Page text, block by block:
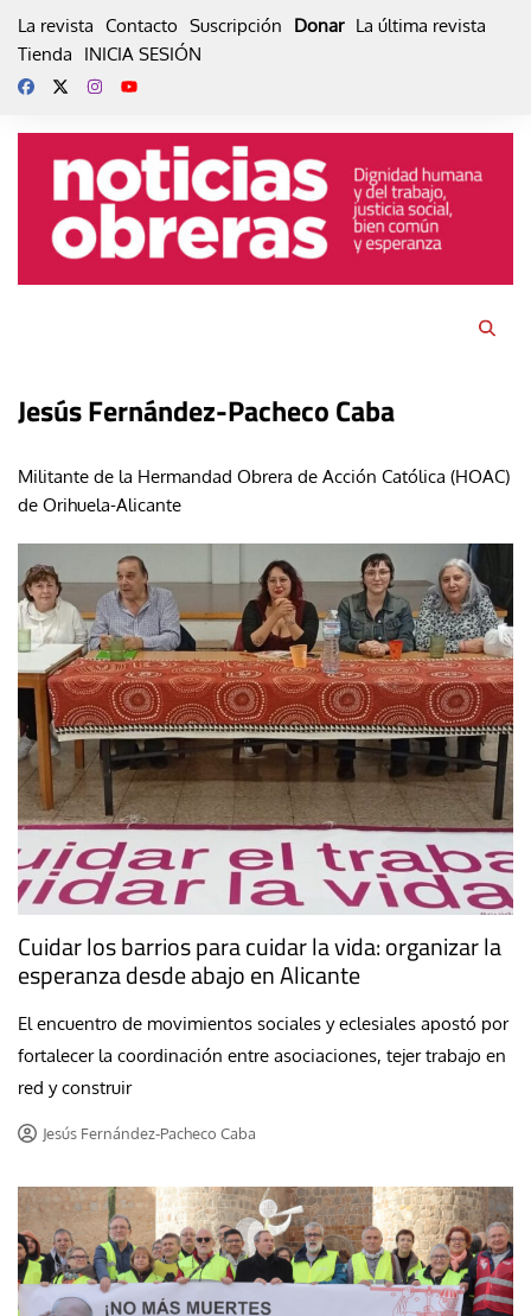
La revista Contacto Suscripción Donar La última revista
Tienda
INICIA SESIÓN
Jesús Fernández-Pacheco Caba
Militante de la Hermandad Obrera de Acción Católica (HOAC)
de Orihuela-Alicante
Cuidar los barrios para cuidar la vida: organizar la
esperanza desde abajo en Alicante
El encuentro de movimientos sociales y eclesiales apostó por
fortalecer la coordinación entre asociaciones, tejer trabajo en
red y construir
Jesús Fernández-Pacheco Caba